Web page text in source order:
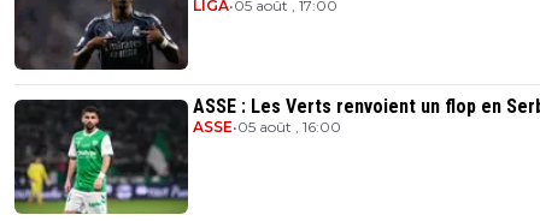
LIGA•05 août , 17:00
ASSE : Les Verts renvoient un flop en
ASSE•05 août , 16:00